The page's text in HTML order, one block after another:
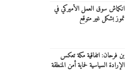
انكماش سوق العمل الأميركي في
تموز بشكل غير متوقع
بن فرحان: اتفاقية مكة تعكس
الإرادة السياسية لحماية أمن المنطقة